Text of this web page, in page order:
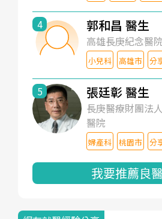
4 郭和昌 醫生
高雄長庚紀念醫院
小兒科 高雄市 分
5 張廷彰 醫生
長庚醫療財團法
醫院
婦產科 桃園市 分
我要推薦良